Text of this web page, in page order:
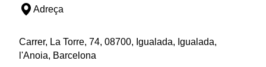
Adreça
Carrer, La Torre, 74, 08700, Igualada, Igualada,
l'Anoia, Barcelona